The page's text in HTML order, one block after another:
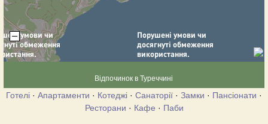
Відпочинок в Туреччині
Готелі · Апартаменти · Котеджі · Санаторії · Замки · Пансіонати ·
Ресторани · Кафе · Паби